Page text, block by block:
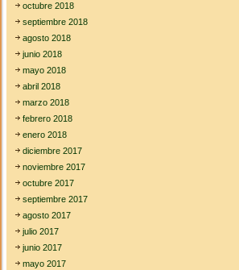
octubre 2018
septiembre 2018
agosto 2018
junio 2018
mayo 2018
abril 2018
marzo 2018
febrero 2018
enero 2018
diciembre 2017
noviembre 2017
octubre 2017
septiembre 2017
agosto 2017
julio 2017
junio 2017
mayo 2017